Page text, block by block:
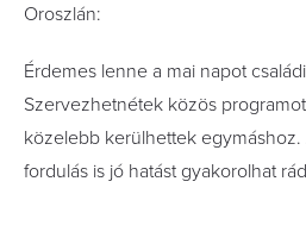
Oroszlán:
Érdemes lenne a mai napot
Szervezhetnétek közös
közelebb kerülhettek egymáshoz.
fordulás is jó hatást gyakorolhat